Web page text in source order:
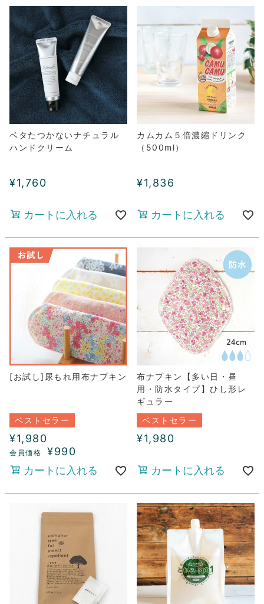
ベタたつかないナチュラル
ハンドクリーム
¥1,760
カートに入れる
カムカム５倍濃縮ドリンク
（500ml）
¥1,836
カートに入れる
[お試し]尿もれ用布ナプキン
ベストセラー
¥1,980
¥990
カートに入れる
布ナプキン【多い日・昼
用・防水タイプ】ひし形レ
ギュラー
ベストセラー
¥1,980
カートに入れる